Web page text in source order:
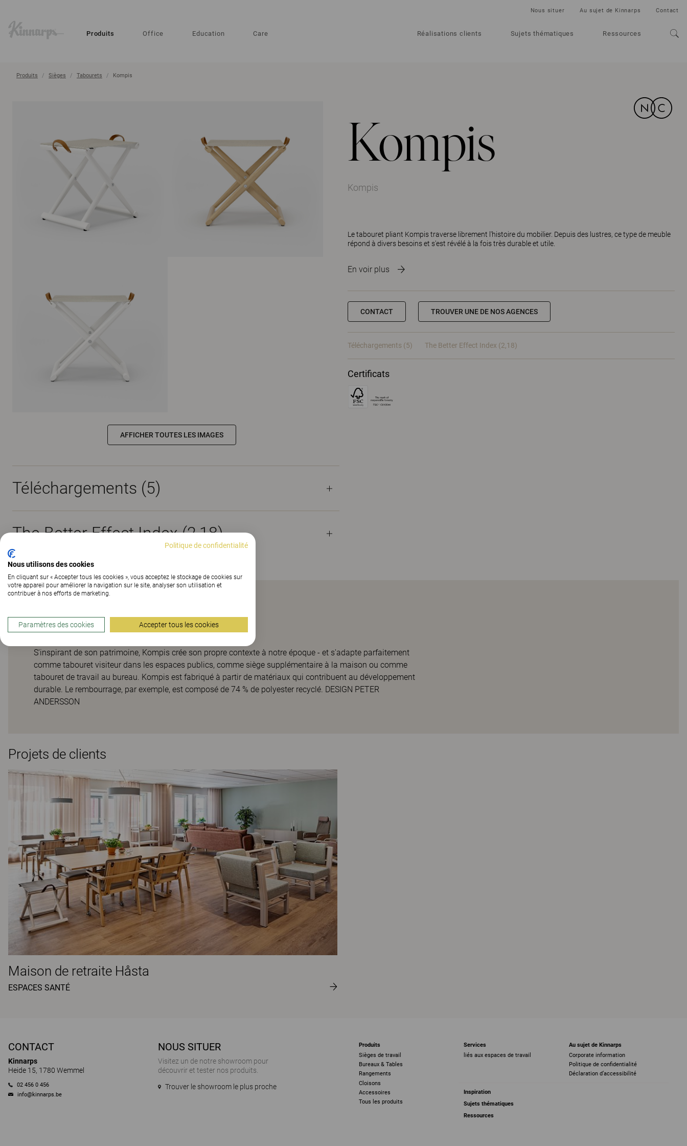
Produits Office Education Care Réalisations clients Sujets thématiques Ressources
Nous situer Au sujet de Kinnarps Contact
Produits Sièges Tabourets Kompis
Kompis
Kompis
Le tabouret pliant Kompis traverse librement l'histoire du mobilier. Depuis des lustres, ce type de meuble
répond à divers besoins et s'est révélé à la fois très durable et utile.
En voir plus
CONTACT TROUVER UNE DE NOS AGENCES
Téléchargements (5) The Better Effect Index (2,18)
Certificats
AFFICHER TOUTES LES IMAGES
Téléchargements (5)
The Better Effect Index (2,18)
Kompis
S'inspirant de son patrimoine, Kompis crée son propre contexte à notre époque - et s'adapte parfaitement
comme tabouret visiteur dans les espaces publics, comme siège supplémentaire à la maison ou comme
tabouret de travail au bureau. Kompis est fabriqué à partir de matériaux qui contribuent au développement
durable. Le rembourrage, par exemple, est composé de 74 % de polyester recyclé. DESIGN PETER
ANDERSSON
Projets de clients
Maison de retraite Håsta
ESPACES SANTÉ
CONTACT
Kinnarps
Heide 15, 1780 Wemmel
02 456 0 456
info@kinnarps.be
NOUS SITUER
Visitez un de notre showroom pour
découvrir et tester nos produits.
Trouver le showroom le plus proche
Produits
Sièges de travail
Bureaux & Tables
Rangements
Cloisons
Accessoires
Tous les produits
Services
liés aux espaces de travail
Au sujet de Kinnarps
Corporate information
Politique de confidentialité
Déclaration d’accessibilité
Inspiration
Sujets thématiques
Ressources
Politique de confidentialité
Nous utilisons des cookies
En cliquant sur « Accepter tous les cookies », vous acceptez le stockage de cookies sur
votre appareil pour améliorer la navigation sur le site, analyser son utilisation et
contribuer à nos efforts de marketing.
Paramètres des cookies Accepter tous les cookies